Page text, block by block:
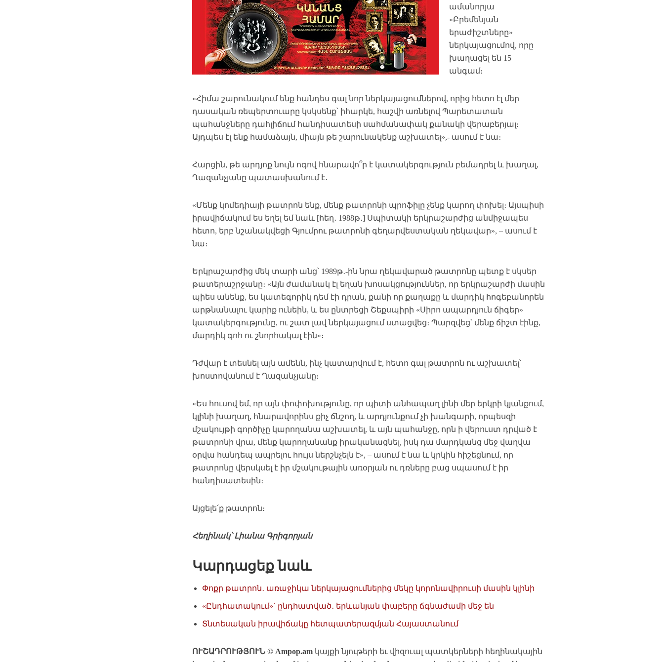
ամանորյա
«Բրեմենյան
երաժիշտները»
ներկայացումով, որը
խաղացել են 15
անգամ։
«Հիմա շարունակում ենք հանդես գալ նոր ներկայացումներով, որից հետո էլ մեր
դասական ռեպերտուարը կսկսենք՝ իհարկե, հաշվի առնելով Պարետատան
պահանջները դահլիճում հանդիսատեսի սահմանափակ քանակի վերաբերյալ։
Այդպես էլ ենք համաձայն, միայն թե շարունակենք աշխատել»,- ասում է նա։
Հարցին, թե արդյոք նույն ոգով հնարավո՞ր է կատակերգություն բեմադրել և խաղալ,
Ղազանչյանը պատասխանում է․
«Մենք կոմեդիայի թատրոն ենք, մենք թատրոնի պրոֆիլը չենք կարող փոխել։ Այսպիսի
իրավիճակում ես եղել եմ նաև [հեղ․ 1988թ․] Սպիտակի երկրաշարժից անմիջապես
հետո, երբ նշանակվեցի Գյումրու թատրոնի գեղարվեստական ղեկավար», – ասում է
նա։
Երկրաշարժից մեկ տարի անց՝ 1989թ․-ին նրա ղեկավարած թատրոնը պետք է սկսեր
թատերաշրջանը։ «Այն ժամանակ էլ եղան խոսակցություններ, որ երկրաշարժի մասին
պիես անենք, ես կատեգորիկ դեմ էի դրան, քանի որ քաղաքը և մարդիկ հոգեբանորեն
արթնանալու կարիք ունեին, և ես ընտրեցի Շեքսպիրի «Սիրո ապարդյուն ճիգեր»
կատակերգությունը, ու շատ լավ ներկայացում ստացվեց։ Պարզվեց՝ մենք ճիշտ էինք,
մարդիկ գոհ ու շնորհակալ էին»։
Դժվար է տեսնել այն ամենն, ինչ կատարվում է, հետո գալ թատրոն ու աշխատել՝
խոստովանում է Ղազանչյանը։
«Ես հուսով եմ, որ այն փոփոխությունը, որ պիտի անհապաղ լինի մեր երկրի կյանքում,
կլինի խաղաղ, հնարավորինս քիչ ճնշող, և արդյունքում չի խանգարի, որպեսզի
մշակույթի գործիչը կարողանա աշխատել, և այն պահանջը, որն ի վերուստ դրված է
թատրոնի վրա, մենք կարողանանք իրականացնել, իսկ դա մարդկանց մեջ վաղվա
օրվա հանդեպ ապրելու հույս ներշնչելն է», – ասում է նա և կրկին հիշեցնում, որ
թատրոնը վերսկսել է իր մշակութային առօրյան ու դռները բաց սպասում է իր
հանդիսատեսին։
Այցելե՛ք թատրոն։
Հեղինակ՝ Լիանա Գրիգորյան
Կարդացեք նաև
Փոքր թատրոն․ առաջիկա ներկայացումներից մեկը կորոնավիրուսի մասին կլինի
«Ընդհատակում»` ընդհատված․ երևանյան փաբերը ճգնաժամի մեջ են
Տնտեսական իրավիճակը հետպատերազմյան Հայաստանում
ՈՒՇԱԴՐՈՒԹՅՈՒՆ © Ampop.am կայքի նյութերի եւ վիզուալ պատկերների հեղինակային